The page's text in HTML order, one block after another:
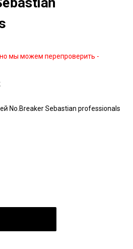
мы можем перепроверить -
No.Breaker Sebastian professionals